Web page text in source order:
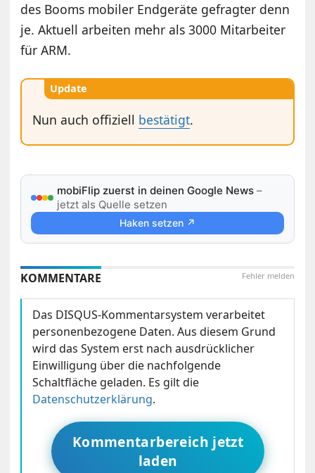
des Booms mobiler Endgeräte gefragter denn
je. Aktuell arbeiten mehr als 3000 Mitarbeiter
für ARM.
Update
Nun auch offiziell bestätigt.
mobiFlip zuerst in deinen Google News –
jetzt als Quelle setzen
Haken setzen ↗
Fehler melden
KOMMENTARE
Das DISQUS-Kommentarsystem verarbeitet
personenbezogene Daten. Aus diesem Grund
wird das System erst nach ausdrücklicher
Einwilligung über die nachfolgende
Schaltfläche geladen. Es gilt die
Datenschutzerklärung.
Kommentarbereich jetzt
laden